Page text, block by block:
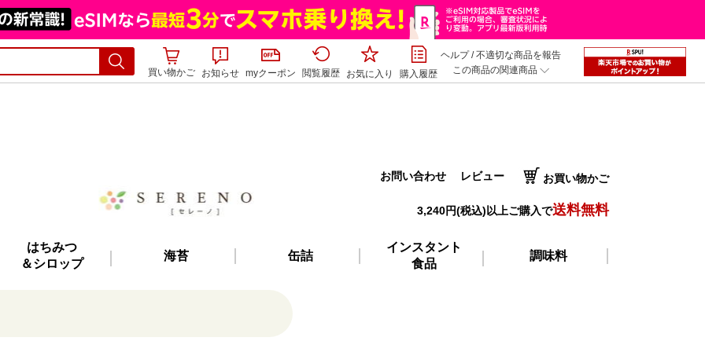
買い物かご お知らせ myクーポン 閲覧履歴 お気に入り 購入履歴
ヘルプ/不適切な商品を報告
この商品の関連商品